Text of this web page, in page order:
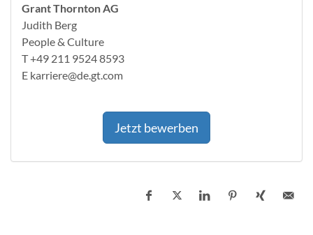
Grant Thornton AG
Judith Berg
People & Culture
T +49 211 9524 8593
E karriere@de.gt.com
Jetzt bewerben